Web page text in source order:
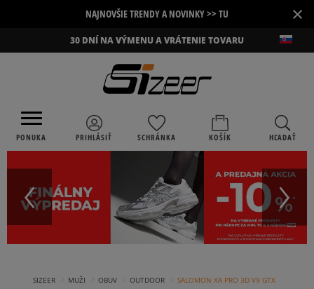
NAJNOVŠIE TRENDY A NOVINKY >> TU ×
30 DNÍ NA VÝMENU A VRÁTENIE TOVARU
PONUKA PRIHLÁSIŤ SCHRÁNKA KOŠÍK HĽADAŤ
SIZEER MUŽI OBUV OUTDOOR SALOMON XA PRO 3D V9 GTX